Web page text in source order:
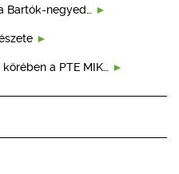
Bartók-negyed…
a PTE MIK…